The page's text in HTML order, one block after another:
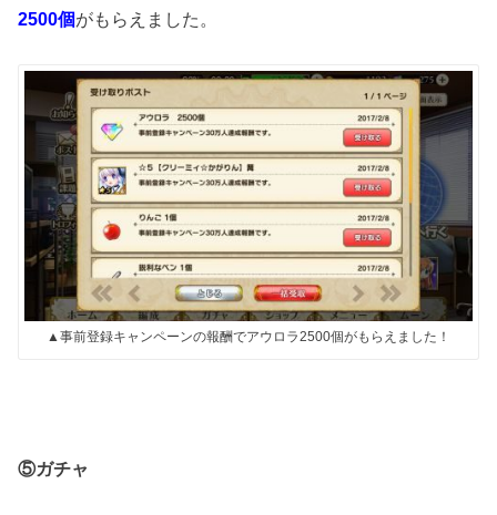
2500個がもらえました。
▲事前登録キャンペーンの報酬でアウロラ2500個がもらえました！
⑤ガチャ